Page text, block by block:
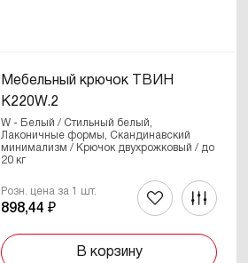
Мебельный крючок ТВИН
K220W.2
W - Белый / Стильный белый,
Лаконичные формы, Скандинавский
минимализм / Крючок двухрожковый / до
20 кг
Розн. цена за 1 шт.
898,44 ₽
В корзину